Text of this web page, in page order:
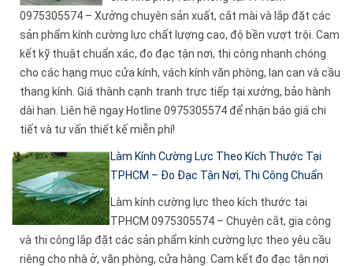
0975305574 – Xưởng chuyên sản xuất, cắt mài và lắp đặt các
sản phẩm kính cường lực chất lượng cao, độ bền vượt trội. Cam
kết kỹ thuật chuẩn xác, đo đạc tận nơi, thi công nhanh chóng
cho các hạng mục cửa kính, vách kính văn phòng, lan can và cầu
thang kính. Giá thành cạnh tranh trực tiếp tại xưởng, bảo hành
dài hạn. Liên hệ ngay Hotline 0975305574 để nhận báo giá chi
tiết và tư vấn thiết kế miễn phí!
Làm Kính Cường Lực Theo Kích Thước Tại
TPHCM – Đo Đạc Tận Nơi, Thi Công Chuẩn
Làm kính cường lực theo kích thước tại
TPHCM 0975305574 – Chuyên cắt, gia công
và thi công lắp đặt các sản phẩm kính cường lực theo yêu cầu
riêng cho nhà ở, văn phòng, cửa hàng. Cam kết đo đạc tận nơi